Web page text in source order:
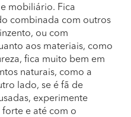
mobiliário. Fica
combinada com outros
ou com
aos materiais, como
fica muito bem em
naturais, como a
lado, se é fã de
experimente
e até com o